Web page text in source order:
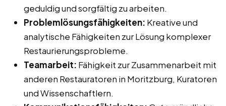
geduldig und sorgfältig zu arbeiten.
Problemlösungsfähigkeiten: Kreative und
analytische Fähigkeiten zur Lösung komplexer
Restaurierungsprobleme.
Teamarbeit: Fähigkeit zur Zusammenarbeit mit
anderen Restauratoren in Moritzburg, Kuratoren
und Wissenschaftlern.